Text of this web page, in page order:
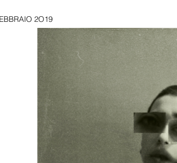
2O19